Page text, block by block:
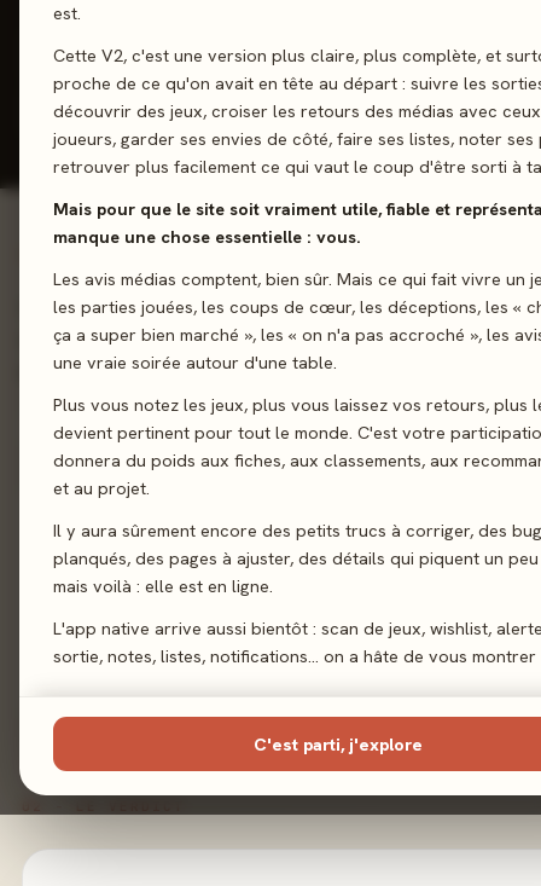
est.
Cette V2, c'est une version plus claire, plus complète, et
proche de ce qu'on avait en tête au départ : suivre les
découvrir des jeux, croiser les retours des médias avec
joueurs, garder ses envies de côté, faire ses listes, noter ses
retrouver plus facilement ce qui vaut le coup d'être sorti à
Mais pour que le site soit vraiment utile, fiable et
manque une chose essentielle : vous.
Les avis médias comptent, bien sûr. Mais ce qui fait vivre un
les parties jouées, les coups de cœur, les déceptions, les «
ça a super bien marché », les « on n'a pas accroché », les
une vraie soirée autour d'une table.
Plus vous notez les jeux, plus vous laissez vos retours, plus
devient pertinent pour tout le monde. C'est votre
donnera du poids aux fiches, aux classements, aux
et au projet.
Il y aura sûrement encore des petits trucs à corriger, des
planqués, des pages à ajuster, des détails qui piquent un
mais voilà : elle est en ligne.
L'app native arrive aussi bientôt : scan de jeux, wishlist,
sortie, notes, listes, notifications… on a hâte de vous montrer
C'est parti, j'explore
J'ai joué Envie de jouer Wishlist
Donner mon avis
Développez votre IA ! Intégrez de nouvelles cartes à votre
atteignez les objectifs fixés par l’IA Originale pour obtenir
puissante.
Draft Combinaison Construction de Tableau
Auteur Pierrick Libralesso·
Illustration